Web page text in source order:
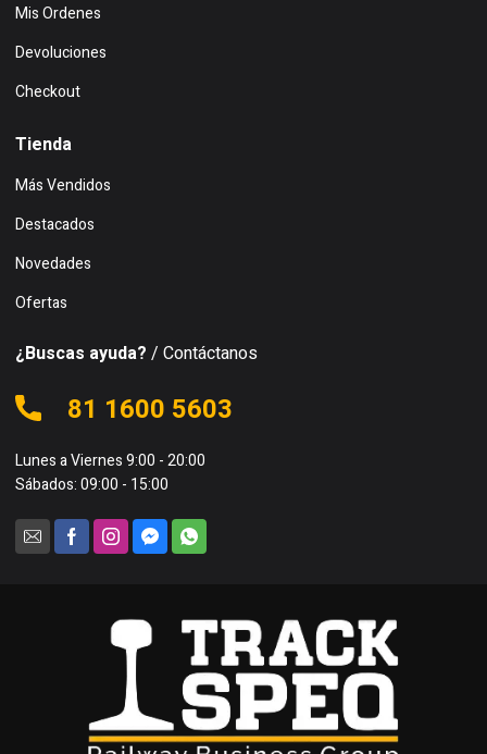
Mis Ordenes
Devoluciones
Checkout
Tienda
Más Vendidos
Destacados
Novedades
Ofertas
¿Buscas ayuda? / Contáctanos
81 1600 5603
Lunes a Viernes 9:00 - 20:00
Sábados: 09:00 - 15:00